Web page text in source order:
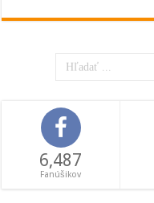
6,487
Fanúšikov